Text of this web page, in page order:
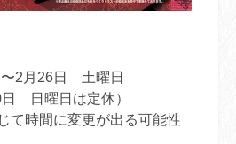
2月26日 土曜日
日曜日は定休）
て時間に変更が出る可能性